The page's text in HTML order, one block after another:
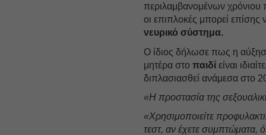
περιλαμβανομένων χρόνιου
οι επιπλοκές μπορεί επίσης
νευρικό σύστημα.
Ο ίδιος δήλωσε πως η
μητέρα στοπαιδί είναι
διπλασιασθεί ανάμεσα στο
«Η προστασία της
«Χρησιμοποιείτε
τεστ, αν έχετε συμπτώματα,